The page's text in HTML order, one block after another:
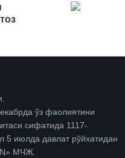
ўз фаолиятини
сифатида 1117-
5 июлда давлат рўйхатидан
МЧЖ.